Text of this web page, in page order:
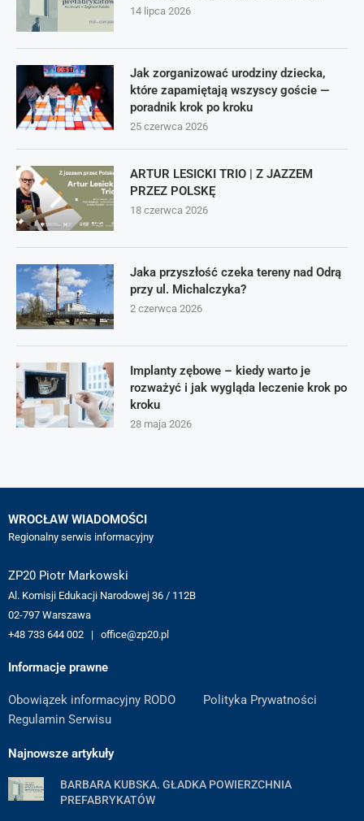
14 lipca 2026
Jak zorganizować urodziny dziecka,
które zapamiętają wszyscy goście —
poradnik krok po kroku
25 czerwca 2026
ARTUR LESICKI TRIO | Z JAZZEM
PRZEZ POLSKĘ
18 czerwca 2026
Jaka przyszłość czeka tereny nad Odrą
przy ul. Michalczyka?
2 czerwca 2026
Implanty zębowe – kiedy warto je
rozważyć i jak wygląda leczenie krok po
kroku
28 maja 2026
WROCŁAW WIADOMOŚCI
Regionalny serwis informacyjny
ZP20 Piotr Markowski
Al. Komisji Edukacji Narodowej 36 / 112B
02-797 Warszawa
+48 733 644 002 | office@zp20.pl
Informacje prawne
Obowiązek informacyjny RODO
Polityka Prywatności
Regulamin Serwisu
Najnowsze artykuły
BARBARA KUBSKA. GŁADKA POWIERZCHNIA
PREFABRYKATÓW